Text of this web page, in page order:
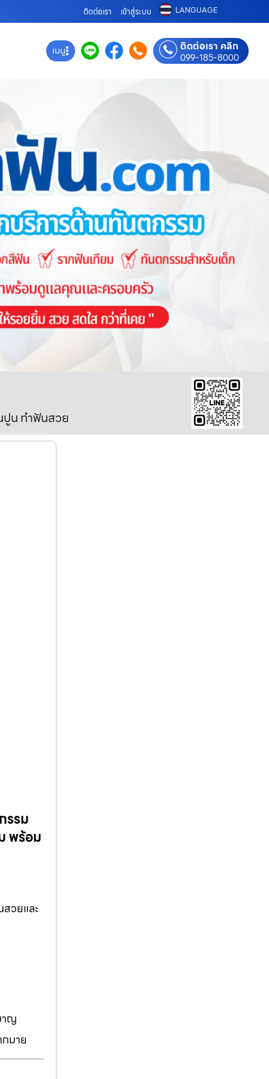
ติดต่อเรา เข้าสู่ระบบ LANGUAGE
เมนู ติดต่อเรา คลิก
099-185-8000
น ทำฟันสวย
รรม
พร้อม
วยและ
าญ
มาย